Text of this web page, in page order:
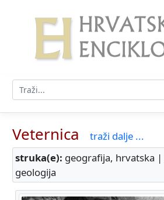
Veternica
traži dalje ...
struka(e): geografija, hrvatska
geologija